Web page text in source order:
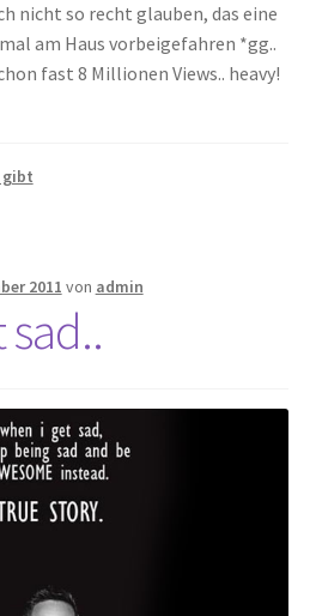
nicht so recht glauben, das eine
am Haus vorbeigefahren *gg..
fast 8 Millionen Views.. heavy!
gibt
2011 von admin